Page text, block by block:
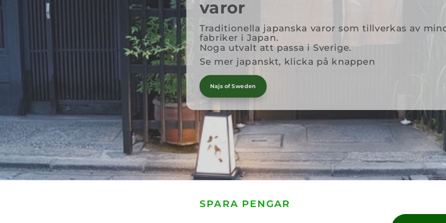
varor
Traditionella japanska varor som tillverkas av
fabriker i Japan.
Noga utvalt att passa i Sverige.
Se mer japanskt, klicka på knappen
Najs of Sweden
SPARA PENGAR